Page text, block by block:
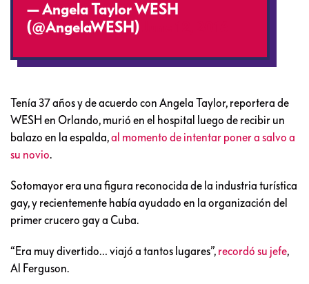
— Angela Taylor WESH
(@AngelaWESH)
Tenía 37 años y de acuerdo con Angela Taylor, reportera de
WESH en Orlando, murió en el hospital luego de recibir un
balazo en la espalda,al momento de intentar poner a salvo a
su novio.
Sotomayor era una figura reconocida de la industria turística
gay, y recientemente había ayudado en la organización del
primer crucero gay a Cuba.
“Era muy divertido… viajó a tantos lugares”, recordó su jefe,
Al Ferguson.